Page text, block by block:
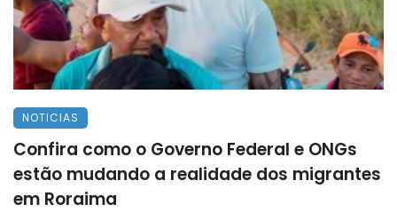
NOTICIAS
Confira como o Governo Federal e ONGs
estão mudando a realidade dos migrantes
em Roraima